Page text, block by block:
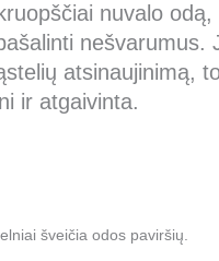
nuvalo
nešvarumus.
atsinaujinimą,
ir atgaivinta.
šveičia odos paviršių.